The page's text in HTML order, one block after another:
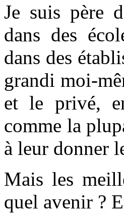
Je suis père
dans des
dans des
grandi moi-
et le privé,
comme la
à leur donner
Mais les
quel avenir ?